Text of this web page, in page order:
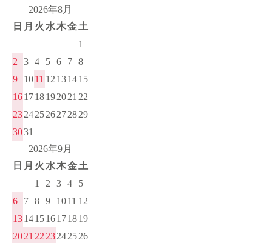
2026年8月
日 月 火 水木金土
1
2
3 4 5 6 7 8
9
1011 12 131415
161718192021 22
23242526272829
3031
2026年9月
日 月 火 水木金土
1
2 3 4
5
6
7 8 9 1011 12
13141516171819
2021 22 23242526